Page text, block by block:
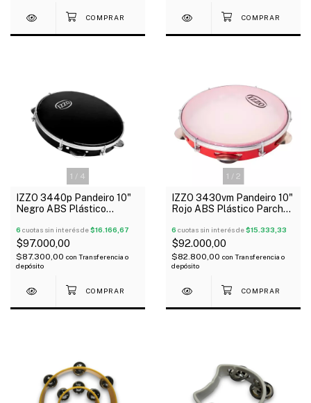
1 / 4
IZZO 3440p Pandeiro 10"
Negro ABS Plástico
6 cuotas sin interés de$16.166,67
$97.000,00
$87.300,00 con Transferencia o
depósito
1 / 2
IZZO 3430vm Pandeiro 10"
Rojo ABS Plástico Parche
6 cuotas sin interés de$15.333,33
$92.000,00
$82.800,00 con Transferencia o
depósito